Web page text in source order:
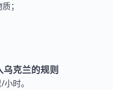
；
克兰的规则
时。